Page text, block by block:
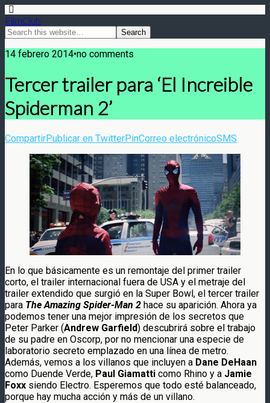
FilmClub
14 febrero 2014•no comments
Tercer trailer para ‘El Increible
Spiderman 2’
CompartirPublicar en TwitterPinCorreo electrónicoSMS
En lo que básicamente es un remontaje del primer trailer
corto, el trailer internacional fuera de USA y el metraje del
trailer extendido que surgió en la Super Bowl, el tercer trailer
para The Amazing Spider-Man 2 hace su aparición. Ahora ya
podemos tener una mejor impresión de los secretos que
Peter Parker (Andrew Garfield) descubrirá sobre el trabajo
de su padre en Oscorp, por no mencionar una especie de
laboratorio secreto emplazado en una línea de metro.
Además, vemos a los villanos que incluyen a Dane DeHaan
como Duende Verde, Paul Giamatti como Rhino y a Jamie
Foxx siendo Electro. Esperemos que todo esté balanceado,
porque hay mucha acción y más de un villano.